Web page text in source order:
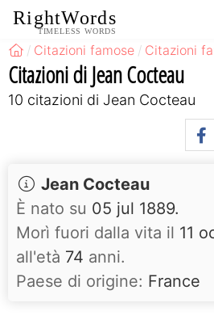
RightWords
TIMELESS WORDS
Citazioni famose Citazioni
Citazioni di Jean Cocteau
10 citazioni di Jean Cocteau
Jean Cocteau
È nato su 05 jul 1889.
Morì fuori dalla vita il 11
all'età 74 anni.
Paese di origine: France